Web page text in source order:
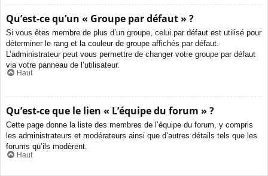
Qu’est-ce qu’un « Groupe par défaut » ?
Si vous êtes membre de plus d’un groupe, celui par défaut est utilisé pour
déterminer le rang et la couleur de groupe affichés par défaut.
L’administrateur peut vous permettre de changer votre groupe par défaut
via votre panneau de l’utilisateur.
Haut
Qu’est-ce que le lien « L’équipe du forum » ?
Cette page donne la liste des membres de l’équipe du forum, y compris
les administrateurs et modérateurs ainsi que d’autres détails tels que les
forums qu’ils modèrent.
Haut